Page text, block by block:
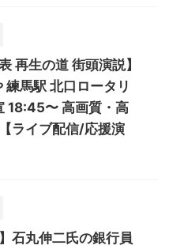
再生の道 街頭演説】
馬駅 北口ロータリ
18:45〜 高画質・高
ライブ配信/応援演
石丸伸二氏の銀行員